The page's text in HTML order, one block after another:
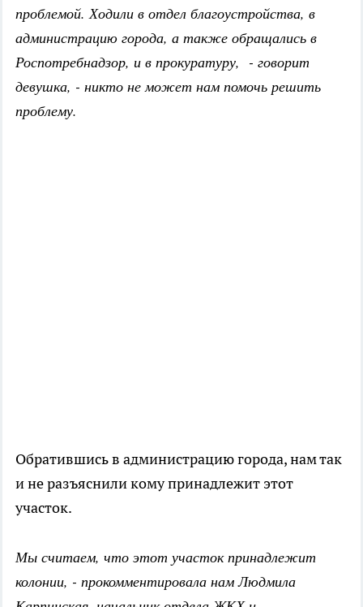
проблемой. Ходили в отдел благоустройства, в
администрацию города, а также обращались в
Роспотребнадзор, и в прокуратуру, - говорит
девушка, - никто не может нам помочь решить
проблему.
Обратившись в администрацию города, нам так
и не разъяснили кому принадлежит этот
участок.
Мы считаем, что этот участок принадлежит
колонии, - прокомментировала нам Людмила